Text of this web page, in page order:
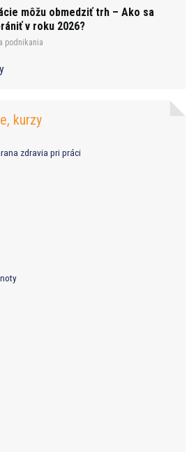
môžu obmedziť trh – Ako sa
v roku 2026?
podnikania
kurzy
zdravia pri práci